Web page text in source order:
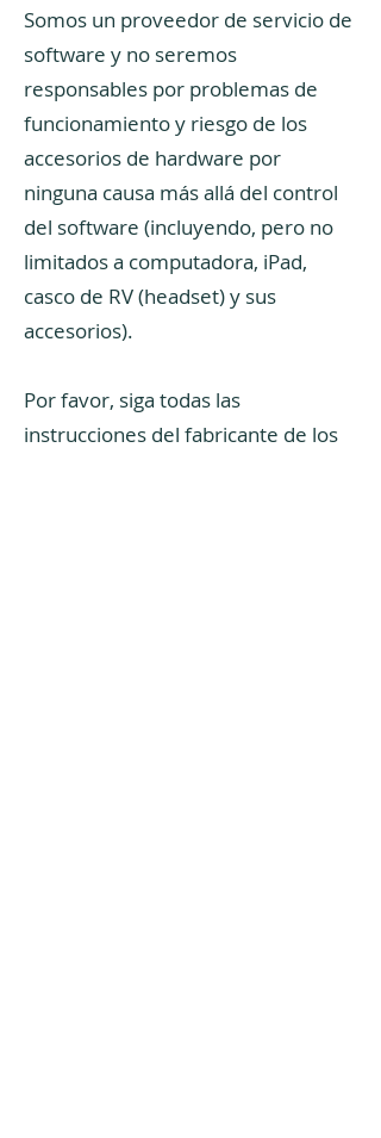
Somos un proveedor de servicio de
software y no seremos
responsables por problemas de
funcionamiento y riesgo de los
accesorios de hardware por
ninguna causa más allá del control
del software (incluyendo, pero no
limitados a computadora, iPad,
casco de RV (headset) y sus
accesorios).
Por favor, siga todas las
instrucciones del fabricante de los